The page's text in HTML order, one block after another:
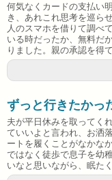
何気なくカードの支払い
き、あれこれ思考を巡ら
人のスマホを借りて調べ
いる時だったか、無料だ
りました。親の承認を得
ずっと行きたかっ
夫が平日休みを取ってく
ていいよと言われ、お洒
ートを履くことがなかな
ではなく徒歩で息子を幼
いなと思いながら、眠た